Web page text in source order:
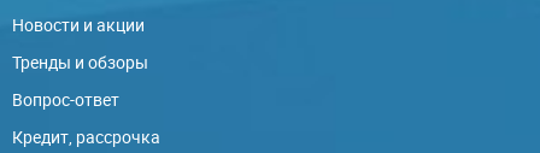
Новости и акции
Тренды и обзоры
Вопрос-ответ
Кредит, рассрочка